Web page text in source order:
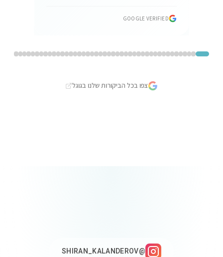
GOOGLE VERIFIED
צפו בכל הביקורות שלנו בגוגל
@SHIRAN_KALANDEROV